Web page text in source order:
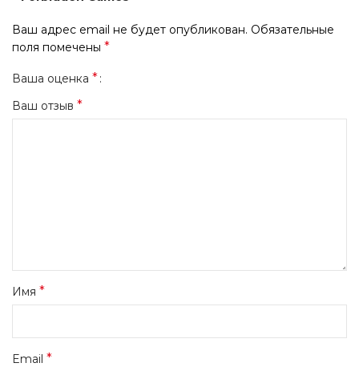
Ваш адрес email не будет опубликован. Обязательные
поля помечены *
Ваша оценка *
Ваш отзыв *
Имя *
Email *